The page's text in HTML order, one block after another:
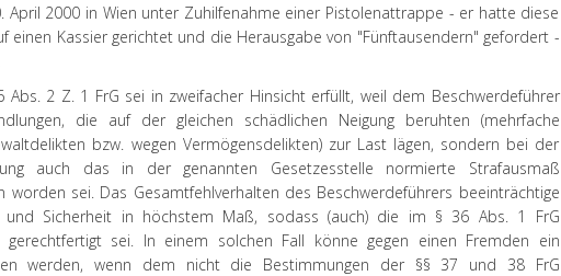
April 2000 in Wien unter Zuhilfenahme einer Pistolenattrappe - er hatte diese
einen Kassier gerichtet und die Herausgabe von "Fünftausendern" gefordert -
2 Z. 1 FrG sei in zweifacher Hinsicht erfüllt, weil dem Beschwerdeführer
die auf der gleichen schädlichen Neigung beruhten (mehrfache
bzw. wegen Vermögensdelikten) zur Last lägen, sondern bei der
auch das in der genannten Gesetzesstelle normierte Strafausmaß
worden sei. Das Gesamtfehlverhalten des Beschwerdeführers beeinträchtige
und Sicherheit in höchstem Maß, sodass (auch) die im § 36 Abs. 1 FrG
gerechtfertigt sei. In einem solchen Fall könne gegen einen Fremden ein
werden, wenn dem nicht die Bestimmungen der §§ 37 und 38 FrG